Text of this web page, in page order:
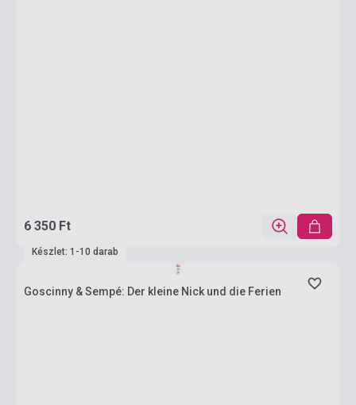
6 350 Ft
Készlet: 1-10 darab
Goscinny & Sempé: Der kleine Nick und die Ferien